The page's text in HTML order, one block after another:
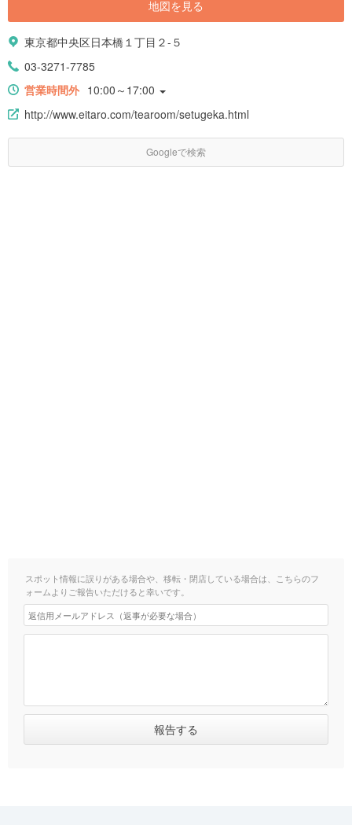
地図を見る
東京都中央区日本橋１丁目２-５
03-3271-7785
営業時間外 10:00～17:00
http://www.eitaro.com/tearoom/setugeka.html
Googleで検索
スポット情報に誤りがある場合や、移転・閉店している場合は、こちらのフ
ォームよりご報告いただけると幸いです。